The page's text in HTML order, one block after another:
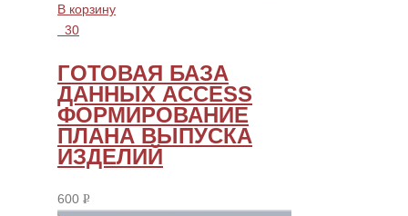
В корзину
30
ГОТОВАЯ БАЗА
ДАННЫХ ACCESS
ФОРМИРОВАНИЕ
ПЛАНА ВЫПУСКА
ИЗДЕЛИЙ
600 Р